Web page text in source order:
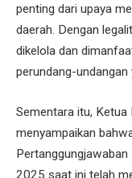
penting dari upaya
daerah. Dengan
dikelola dan
perundang-undangan
Sementara itu, Ketua
menyampaikan
2025 saat ini telah